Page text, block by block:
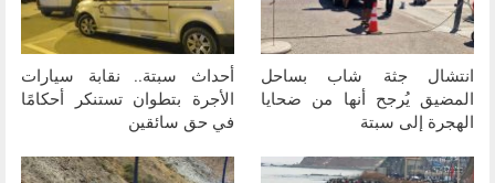
انتشال جثة شاب بساحل
المضيق يُرجح أنها من ضحايا
الهجرة إلى سبتة
أحداث سبتة.. نقابة سيارات
الأجرة بتطوان تستنكر أحكامًا
في حق سائقين